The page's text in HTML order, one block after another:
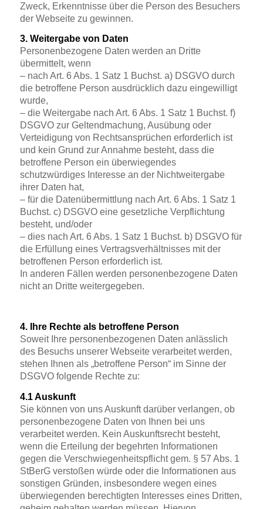
Zweck, Erkenntnisse über die Person des Besuchers
der Webseite zu gewinnen.
3. Weitergabe von Daten
Personenbezogene Daten werden an Dritte
übermittelt, wenn
– nach Art. 6 Abs. 1 Satz 1 Buchst. a) DSGVO durch
die betroffene Person ausdrücklich dazu eingewilligt
wurde,
– die Weitergabe nach Art. 6 Abs. 1 Satz 1 Buchst. f)
DSGVO zur Geltendmachung, Ausübung oder
Verteidigung von Rechtsansprüchen erforderlich ist
und kein Grund zur Annahme besteht, dass die
betroffene Person ein überwiegendes
schutzwürdiges Interesse an der Nichtweitergabe
ihrer Daten hat,
– für die Datenübermittlung nach Art. 6 Abs. 1 Satz 1
Buchst. c) DSGVO eine gesetzliche Verpflichtung
besteht, und/oder
– dies nach Art. 6 Abs. 1 Satz 1 Buchst. b) DSGVO für
die Erfüllung eines Vertragsverhältnisses mit der
betroffenen Person erforderlich ist.
In anderen Fällen werden personenbezogene Daten
nicht an Dritte weitergegeben.
4. Ihre Rechte als betroffene Person
Soweit Ihre personenbezogenen Daten anlässlich
des Besuchs unserer Webseite verarbeitet werden,
stehen Ihnen als „betroffene Person“ im Sinne der
DSGVO folgende Rechte zu:
4.1 Auskunft
Sie können von uns Auskunft darüber verlangen, ob
personenbezogene Daten von Ihnen bei uns
verarbeitet werden. Kein Auskunftsrecht besteht,
wenn die Erteilung der begehrten Informationen
gegen die Verschwiegenheitspflicht gem. § 57 Abs. 1
StBerG verstoßen würde oder die Informationen aus
sonstigen Gründen, insbesondere wegen eines
überwiegenden berechtigten Interesses eines Dritten,